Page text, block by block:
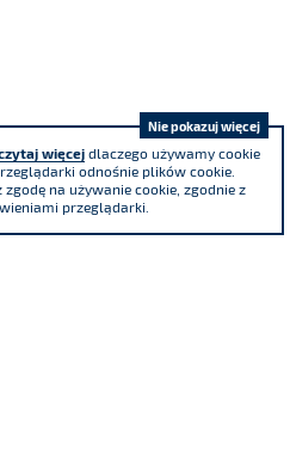
więcej dlaczego używamy cookie
odnośnie plików cookie.
na używanie cookie, zgodnie z
przeglądarki.
Nie pokazuj więcej